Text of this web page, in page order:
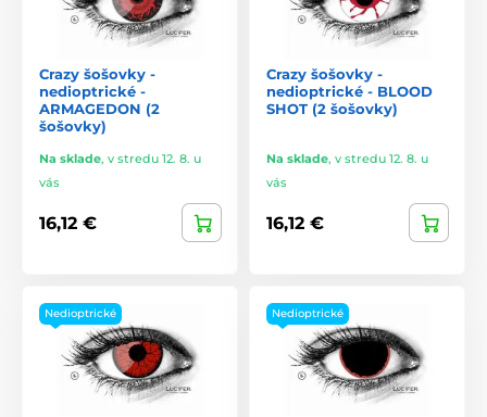
Crazy šošovky -
nedioptrické -
ARMAGEDON (2
šošovky)
Na sklade, v stredu 12. 8. u
vás
16,12 €
Crazy šošovky -
nedioptrické - BLOOD
SHOT (2 šošovky)
Na sklade, v stredu 12. 8. u
vás
16,12 €
Nedioptrické Nedioptrické